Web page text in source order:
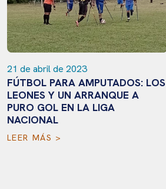
21 de abril de 2023
FÚTBOL PARA AMPUTADOS: LOS
LEONES Y UN ARRANQUE A
PURO GOL EN LA LIGA
NACIONAL
LEER MÁS >